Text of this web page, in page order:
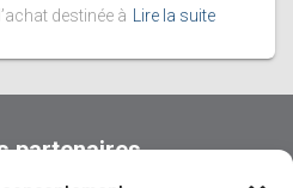
destinée à
Lire la suite
partenaires